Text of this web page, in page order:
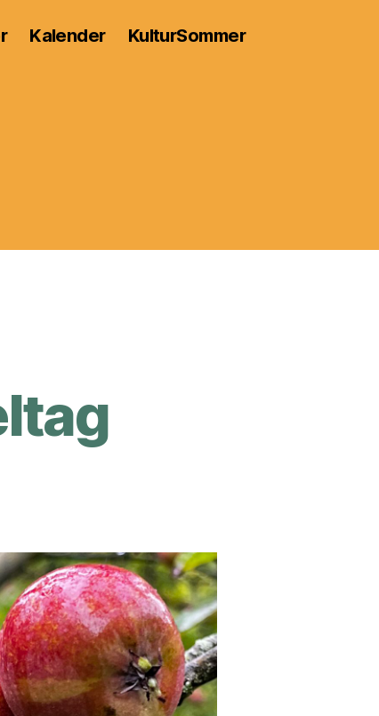
Kalender KulturSommer